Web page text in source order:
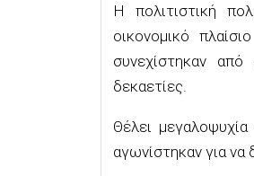
Η πολιτιστική
οικονομικό
συνεχίστηκαν
δεκαετίες.
Θέλει
αγωνίστηκαν για να